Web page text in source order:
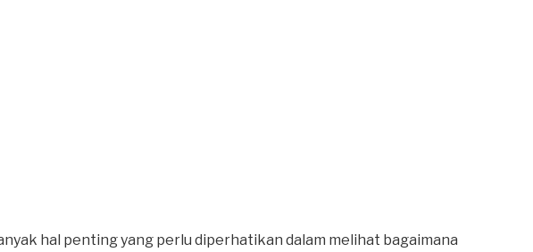
hal penting yang perlu diperhatikan dalam melihat bagaimana